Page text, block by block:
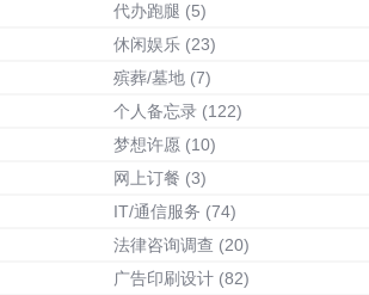
代办跑腿 (5)
休闲娱乐 (23)
殡葬/墓地 (7)
个人备忘录 (122)
梦想许愿 (10)
网上订餐 (3)
IT/通信服务 (74)
法律咨询调查 (20)
广告印刷设计 (82)